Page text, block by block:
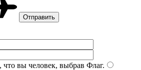
вы человек, выбрав Флаг.